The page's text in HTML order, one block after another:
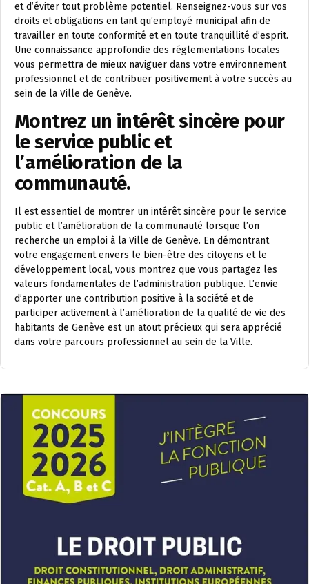
et d’éviter tout problème potentiel. Renseignez-vous sur vos
droits et obligations en tant qu’employé municipal afin de
travailler en toute conformité et en toute tranquillité d’esprit.
Une connaissance approfondie des réglementations locales
vous permettra de mieux naviguer dans votre environnement
professionnel et de contribuer positivement à votre succès au
sein de la Ville de Genève.
Montrez un intérêt sincère pour
le service public et
l’amélioration de la
communauté.
Il est essentiel de montrer un intérêt sincère pour le service
public et l’amélioration de la communauté lorsque l’on
recherche un emploi à la Ville de Genève. En démontrant
votre engagement envers le bien-être des citoyens et le
développement local, vous montrez que vous partagez les
valeurs fondamentales de l’administration publique. L’envie
d’apporter une contribution positive à la société et de
participer activement à l’amélioration de la qualité de vie des
habitants de Genève est un atout précieux qui sera apprécié
dans votre parcours professionnel au sein de la Ville.